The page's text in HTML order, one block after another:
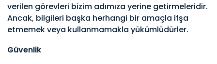
verilen görevleri bizim adımıza yerine getirmeleridir.
Ancak, bilgileri başka herhangi bir amaçla ifşa
etmemek veya kullanmamakla yükümlüdürler.
Güvenlik